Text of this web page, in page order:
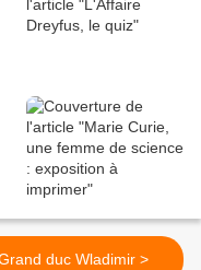
Grand duc Wladimir >